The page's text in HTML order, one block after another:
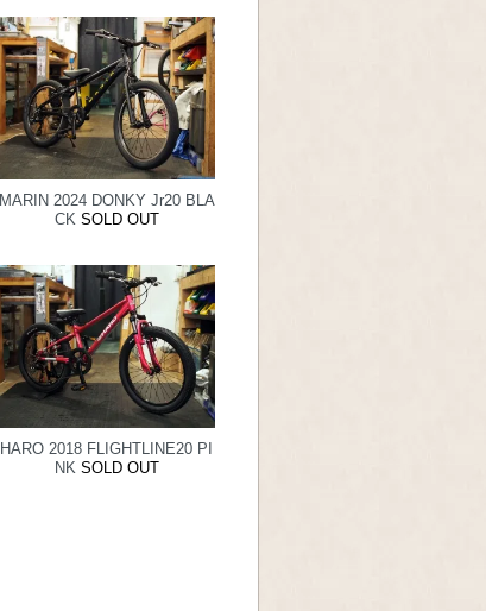
MARIN 2024 DONKY Jr20 BLA
CK SOLD OUT
HARO 2018 FLIGHTLINE20 PI
NK SOLD OUT